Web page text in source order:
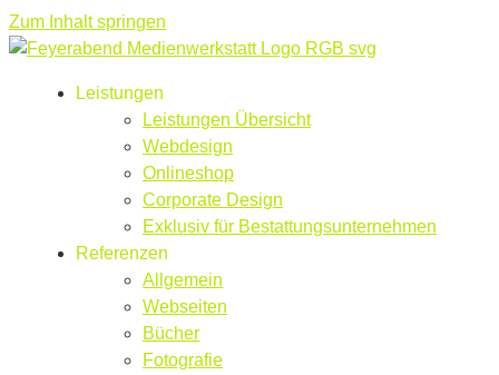
Zum Inhalt springen
Leistungen
Leistungen Übersicht
Webdesign
Onlineshop
Corporate Design
Exklusiv für Bestattungsunternehmen
Referenzen
Allgemein
Webseiten
Bücher
Fotografie